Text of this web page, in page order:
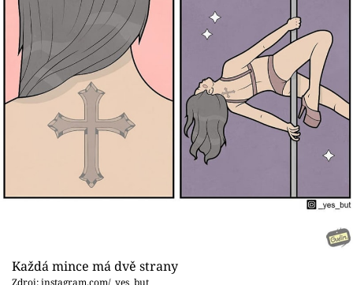
Každá mince má dvě strany